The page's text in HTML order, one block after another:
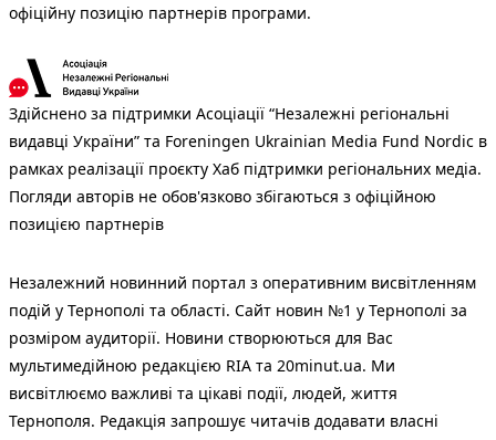
офіційну позицію партнерів програми.
Здійснено за підтримки Асоціації “Незалежні регіональні
видавці України” та Foreningen Ukrainian Media Fund Nordic в
рамках реалізації проєкту Хаб підтримки регіональних медіа.
Погляди авторів не обов'язково збігаються з офіційною
позицією партнерів
Незалежний новинний портал з оперативним висвітленням
подій у Тернополі та області. Сайт новин №1 у Тернополі за
розміром аудиторії. Новини створюються для Вас
мультимедійною редакцією RIA та 20minut.ua. Ми
висвітлюємо важливі та цікаві події, людей, життя
Тернополя. Редакція запрошує читачів додавати власні